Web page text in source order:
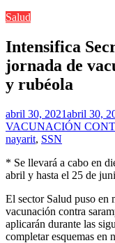
Salud
Intensifica
jornada de
y rubéola
abril 30, 2021abril 30,
VACUNACIÓN
nayarit, SSN
* Se llevará a cabo en
abril y hasta el 25 de
El sector Salud puso en
vacunación contra
aplicarán durante las
completar esquemas en